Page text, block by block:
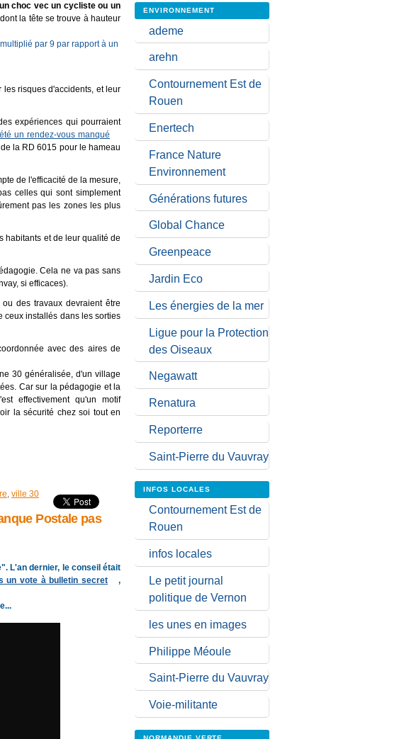
choc vec un cycliste ou un
la tête se trouve à hauteur
risques d'accidents, et leur
expériences qui pourraient
un rendez-vous manqué
la RD 6015 pour le hameau
de l'efficacité de la mesure,
celles qui sont simplement
pas les zones les plus
habitants et de leur qualité de
Cela ne va pas sans
si efficaces).
des travaux devraient être
ceux installés dans les sorties
avec des aires de
30 généralisée, d'un village
Car sur la pédagogie et la
effectivement qu'un motif
la sécurité chez soi tout en
, ville 30
Postale pas
L'an dernier, le conseil était
un vote à bulletin secret
,
ENVIRONNEMENT
ademe
arehn
Contournement Est de
Rouen
Enertech
France Nature
Environnement
Générations futures
Global Chance
Greenpeace
Jardin Eco
Les énergies de la mer
Ligue pour la Protection
des Oiseaux
Negawatt
Renatura
Reporterre
Saint-Pierre du Vauvray
INFOS LOCALES
Contournement Est de
Rouen
infos locales
Le petit journal
politique de Vernon
les unes en images
Philippe Méoule
Saint-Pierre du Vauvray
Voie-militante